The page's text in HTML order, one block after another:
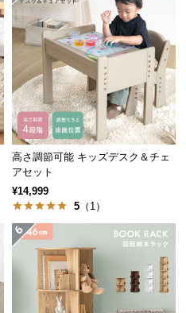
高さ調節可能 キッズデスク＆チェ
アセット
¥14,999
5 （1）